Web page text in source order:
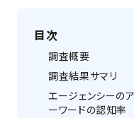
目次
調査概要
調査結果サマリ
エージェンシーの
ーワードの認知率